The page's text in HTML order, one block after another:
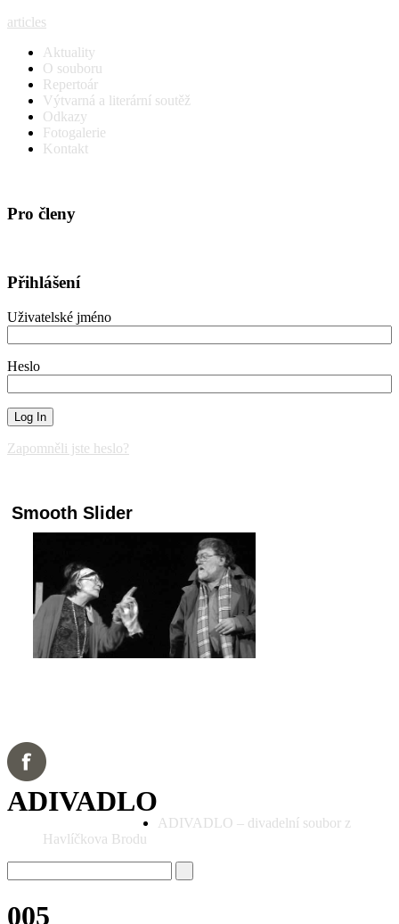
articles
Aktuality
O souboru
Repertoár
Výtvarná a literární soutěž
Odkazy
Fotogalerie
Kontakt
Pro členy
Přihlášení
Uživatelské jméno
Heslo
Zapomněli jste heslo?
Smooth Slider
ADIVADLO
ADIVADLO – divadelní soubor z
Havlíčkova Brodu
005